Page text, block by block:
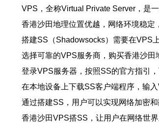
VPS，全称Virtual Private Server，是
香港沙田地理位置优越，网络环境稳定
搭建SS（Shadowsocks）需要在VPS
选择可靠的VPS服务商，购买香港沙田
登录VPS服务器，按照SS的官方指引
在本地设备上下载SS客户端程序，输
通过搭建SS，用户可以实现网络加密
香港沙田VPS搭SS，让用户在网络世